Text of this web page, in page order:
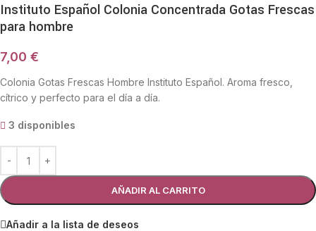
Instituto Español Colonia Concentrada Gotas Frescas
para hombre
7,00 €
Colonia Gotas Frescas Hombre Instituto Español. Aroma fresco,
cítrico y perfecto para el día a día.
3 disponibles
AÑADIR AL CARRITO
Añadir a la lista de deseos